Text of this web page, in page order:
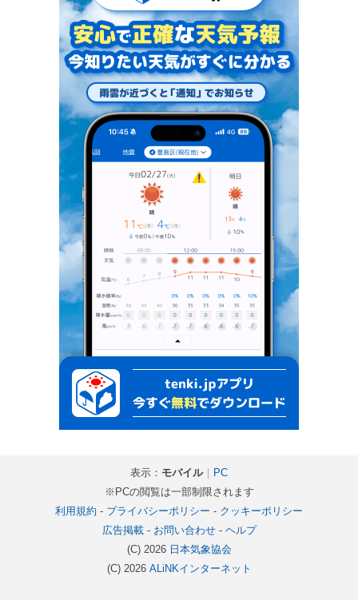
表示： モバイル｜ PC
※PCの閲覧は一部制限されます
利用規約 - プライバシーポリシー - クッキーポリシー
広告掲載- お問い合わせ- ヘルプ
(C) 2026 日本気象協会
(C) 2026 ALiNKインターネット